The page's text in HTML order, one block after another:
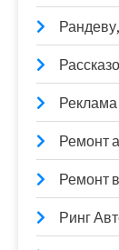
Реклама
Ремонт
Ремонт
Ринг